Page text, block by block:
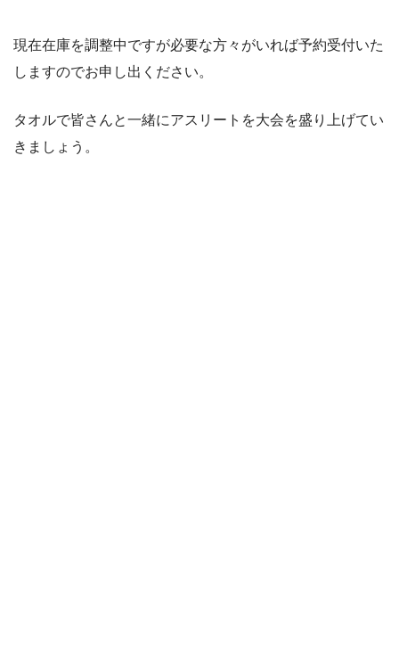
現在在庫を調整中ですが必要な方々がいれば予約受付いた
しますのでお申し出ください。
タオルで皆さんと一緒にアスリートを大会を盛り上げてい
きましょう。